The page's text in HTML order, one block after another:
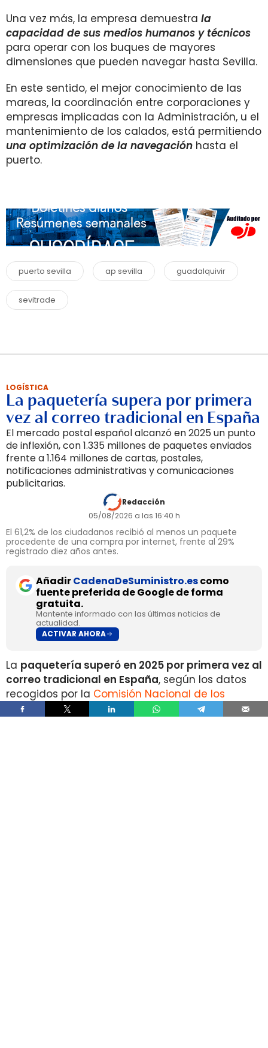
Una vez más, la empresa demuestra la
capacidad de sus medios humanos y técnicos
para operar con los buques de mayores
dimensiones que pueden navegar hasta Sevilla.
En este sentido, el mejor conocimiento de las
mareas, la coordinación entre corporaciones y
empresas implicadas con la Administración, u el
mantenimiento de los calados, está permitiendo
una optimización de la navegación hasta el
puerto.
puerto sevilla ap sevilla guadalquivir
sevitrade
LOGÍSTICA
La paquetería supera por primera
vez al correo tradicional en España
El mercado postal español alcanzó en 2025 un punto
de inflexión, con 1.335 millones de paquetes enviados
frente a 1.164 millones de cartas, postales,
notificaciones administrativas y comunicaciones
publicitarias.
Redacción
05/08/2026 a las 16:40 h
El 61,2% de los ciudadanos recibió al menos un paquete
procedente de una compra por internet, frente al 29%
registrado diez años antes.
AñadirCadenaDeSuministro.escomo
fuente preferida de Google de forma
gratuita.
Mantente informado con las últimas noticias de
actualidad.
ACTIVAR AHORA
La paquetería superó en 2025 por primera vez al
correo tradicional en España, según los datos
recogidos por la Comisión Nacional de los
Mercados y la Competenciaen su Informe Anual